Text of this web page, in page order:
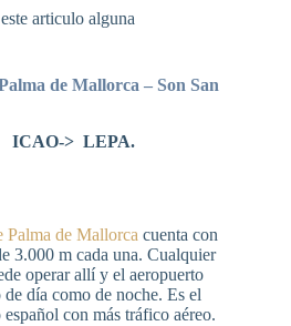
articulo alguna
de Mallorca – Son San
> LEPA.
Palma de Mallorca cuenta con
3.000 m cada una. Cualquier
operar allí y el aeropuerto
de día como de noche. Es el
con más tráfico aéreo.